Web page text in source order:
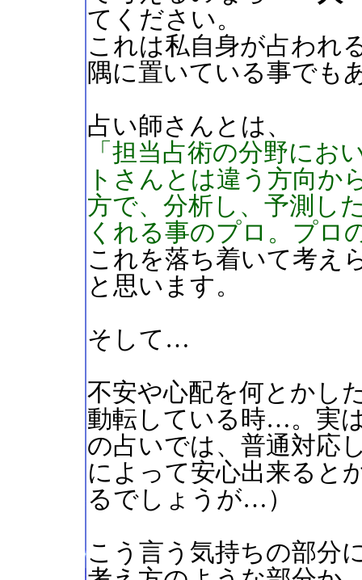
てください。
これは私自身が占われ
隅に置いている事でも
占い師さんとは、
「担当占術の分野にお
トさんとは違う方向か
方で、分析し、予測し
くれる事のプロ。プロ
これを落ち着いて考え
と思います。
そして…
不安や心配を何とかし
動転している時…。実
の占いでは、普通対応
によって安心出来ると
るでしょうが…）
こう言う気持ちの部分